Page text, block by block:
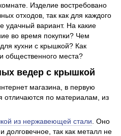
Изделие востребовано
отходов, так как для каждого
удачный вариант. На какие
во время покупки? Чем
для кухни с крышкой? Как
общественного места?
ведер с крышкой
магазина, в первую
отличаются по материалам, из
из нержавеющей стали . Оно
долговечное, так как металл не